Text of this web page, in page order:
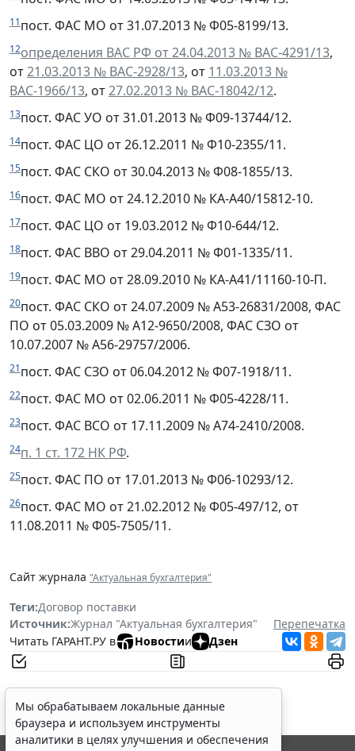
11пост. ФАС МО от 31.07.2013 № Ф05-8199/13.
12определения ВАС РФ от 24.04.2013 № ВАС-4291/13,
от21.03.2013 № ВАС-2928/13, от 11.03.2013 №
ВАС-1966/13, от27.02.2013 № ВАС-18042/12.
13пост. ФАС УО от 31.01.2013 № Ф09-13744/12.
14пост. ФАС ЦО от 26.12.2011 № Ф10-2355/11.
15пост. ФАС СКО от 30.04.2013 № Ф08-1855/13.
16пост. ФАС МО от 24.12.2010 № КА-А40/15812-10.
17пост. ФАС ЦО от 19.03.2012 № Ф10-644/12.
18пост. ФАС ВВО от 29.04.2011 № Ф01-1335/11.
19пост. ФАС МО от 28.09.2010 № КА-А41/11160-10-П.
20пост. ФАС СКО от 24.07.2009 № А53-26831/2008, ФАС
ПО от 05.03.2009 № А12-9650/2008, ФАС СЗО от
10.07.2007 № А56-29757/2006.
21пост. ФАС СЗО от 06.04.2012 № Ф07-1918/11.
22пост. ФАС МО от 02.06.2011 № Ф05-4228/11.
23пост. ФАС ВСО от 17.11.2009 № А74-2410/2008.
24п. 1 ст. 172 НК РФ.
25пост. ФАС ПО от 17.01.2013 № Ф06-10293/12.
26пост. ФАС МО от 21.02.2012 № Ф05-497/12, от
11.08.2011 № Ф05-7505/11.
Сайт журнала "Актуальная бухгалтерия"
Теги:Договор поставки
Источник:Журнал "Актуальная бухгалтерия"
Перепечатка
Читать ГАРАНТ.РУ в
Новостии Дзен
Мы обрабатываем локальные данные
браузера и используем инструменты
аналитики в целях улучшения и обеспечения